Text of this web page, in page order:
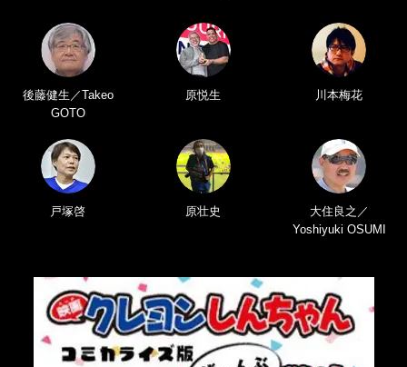
後藤健生／Takeo
GOTO
原悦生 川本梅花
戸塚啓 原壮史
大住良之／
Yoshiyuki OSUMI